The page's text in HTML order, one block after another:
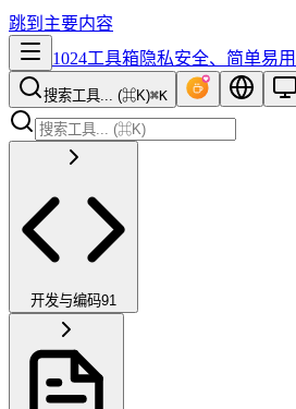
跳到主要内容
1024工具箱隐私安全、简单易
搜索工具... (⌘K)⌘K
开发与编码91